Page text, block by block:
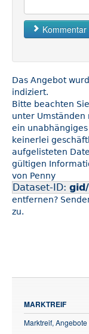
Das Angebot
indiziert.
Bitte beachten
unter
ein
keinerlei
aufgelisteten
gültigen
von Penny
Dataset-ID:
entfernen?
zu.
MARKTREIF
Marktreif,